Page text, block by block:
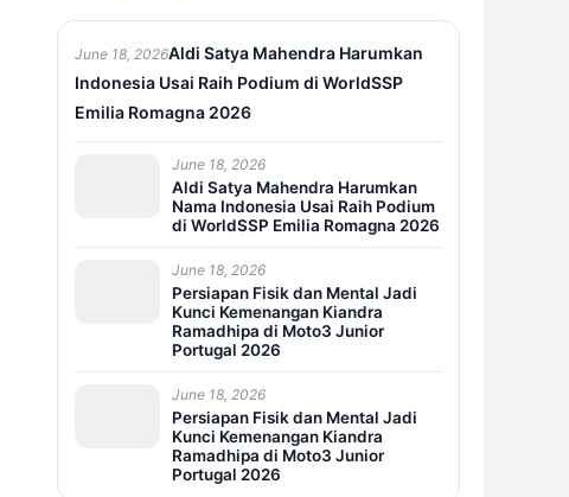
June 18, 2026Aldi Satya Mahendra Harumkan
Indonesia Usai Raih Podium di WorldSSP
Emilia Romagna 2026
June 18, 2026
Aldi Satya Mahendra Harumkan
Nama Indonesia Usai Raih Podium
di WorldSSP Emilia Romagna 2026
June 18, 2026
Persiapan Fisik dan Mental Jadi
Kunci Kemenangan Kiandra
Ramadhipa di Moto3 Junior
Portugal 2026
June 18, 2026
Persiapan Fisik dan Mental Jadi
Kunci Kemenangan Kiandra
Ramadhipa di Moto3 Junior
Portugal 2026